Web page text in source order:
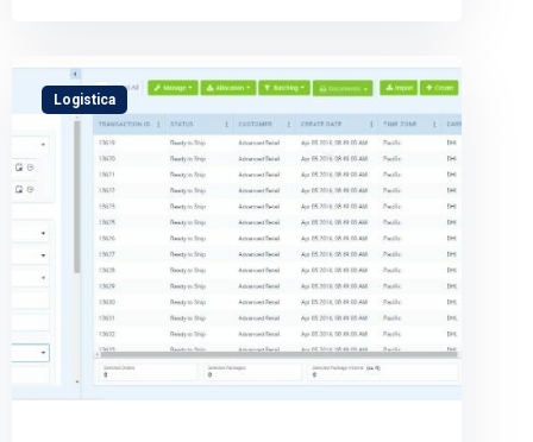
Logistica